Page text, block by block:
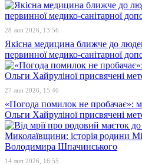
28 лип 2026, 13:56
Якісна медицина ближче до
первинної медико-санітарної
27 лип 2026, 15:40
«Погода помилок не пробачає»:
Ольги Хайруліної присвячені
14 лип 2026, 16:55